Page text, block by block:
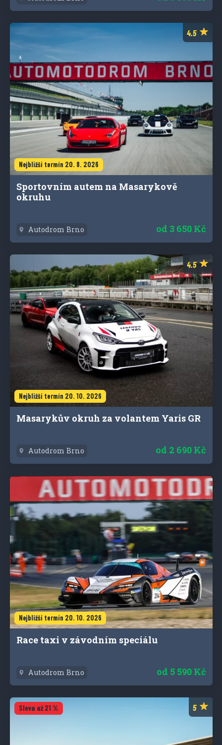
Nejbližší termín 20. 8. 2026
Sportovním autem na Masarykově
okruhu
Autodrom Brno od 3 650 Kč
Nejbližší termín 20. 10. 2026
Masarykův okruh za volantem Yaris GR
Autodrom Brno od 2 690 Kč
Nejbližší termín 20. 10. 2026
Race taxi v závodním speciálu
Autodrom Brno od 5 590 Kč
Sleva až 21 %